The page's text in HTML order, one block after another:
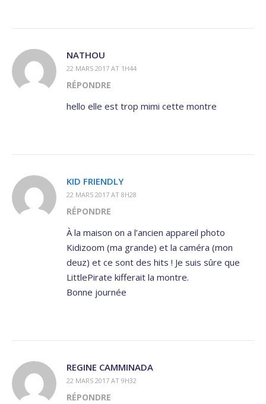
NATHOU
22 MARS 2017 AT 1H44
RÉPONDRE
hello elle est trop mimi cette montre
KID FRIENDLY
22 MARS 2017 AT 8H28
RÉPONDRE
À la maison on a l’ancien appareil photo
Kidizoom (ma grande) et la caméra (mon
deuz) et ce sont des hits ! Je suis sûre que
LittlePirate kifferait la montre.
Bonne journée
REGINE CAMMINADA
22 MARS 2017 AT 9H32
RÉPONDRE